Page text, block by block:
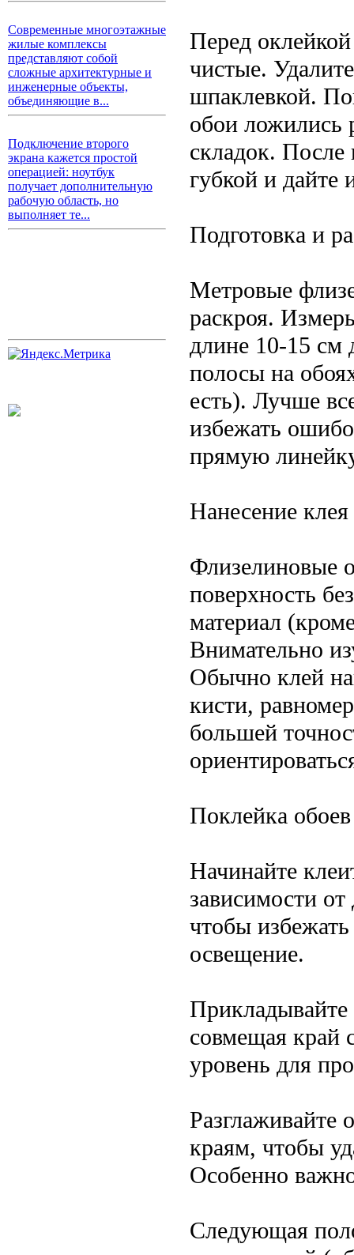
Современные многоэтажные
жилые комплексы
представляют собой
сложные архитектурные и
инженерные объекты,
объединяющие в...
Подключение второго
экрана кажется простой
операцией: ноутбук
получает дополнительную
рабочую область, но
выполняет те...
Перед
чистые.
шпаклевкой.
обои ложились
складок. После
губкой и дайте
Подготовка и
Метровые
раскроя.
длине 10-15 см
полосы на
есть). Лучше
избежать
прямую
Нанесение клея
Флизелиновые
поверхность
материал
Внимательно
Обычно клей
кисти,
большей
Поклейка обоев
Начинайте
зависимости
чтобы
освещение.
Прикладывайте
совмещая край
уровень для
Разглаживайте
краям, чтобы
Особенно
Следующая